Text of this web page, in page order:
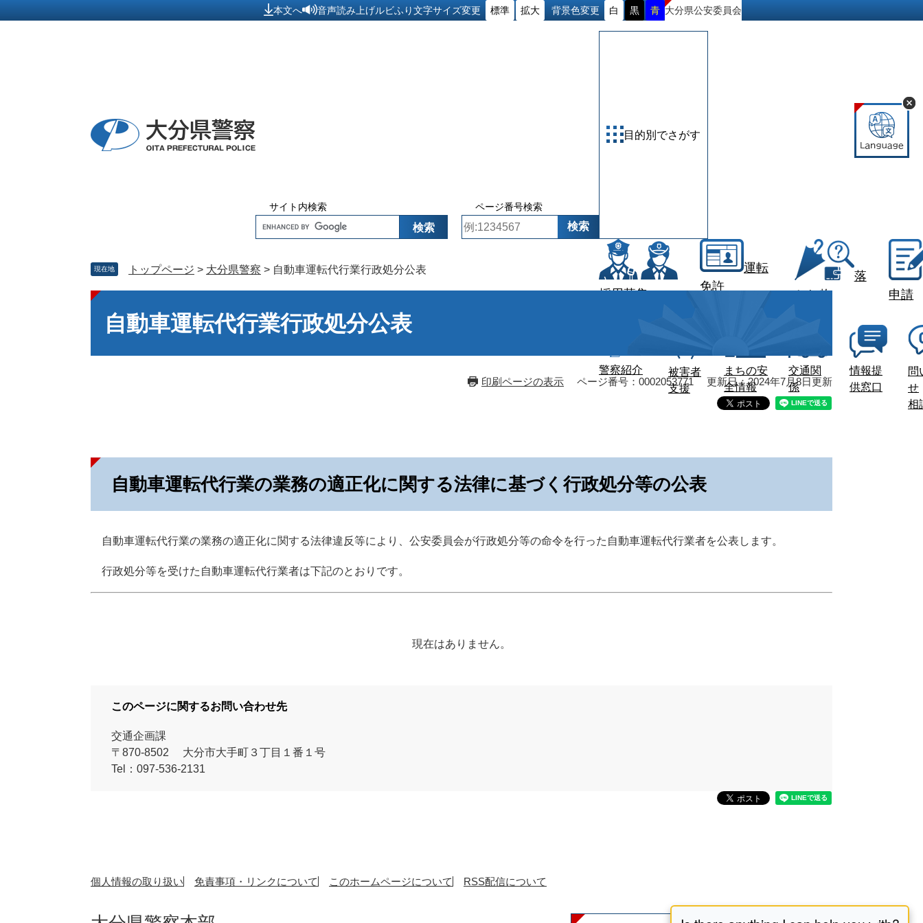
ー
ニ
本文へ 音声読み上げルビふり文字サイズ変更 標準 拡大 背景色変更 白 黒 青 大分県公安委員会
サイト内検索 ページ番号検索
目的別でさがす
採用募集
運転
免許
落
とし物
申請
警察紹介
被害者
支援
まちの安
全情報
交通関
係
情報提
供窓口
問
せ
相
現在地 トップページ > 大分県警察 > 自動車運転代行業行政処分公表
本
自動車運転代行業行政処分公表
印刷ページの表示 ページ番号：0002053771 更新日：2024年7月8日更新
自動車運転代行業の業務の適正化に関する法律に基づく行政処分等の公表
自動車運転代行業の業務の適正化に関する法律違反等により、公安委員会が行政処分等の命令を行った自動車運転代行業者を公表します。
行政処分等を受けた自動車運転代行業者は下記のとおりです。
現在はありません。
このページに関するお問い合わせ先
交通企画課
〒870-8502
大分市大手町３丁目１番１号
Tel：097-536-2131
個人情報の取り扱い 免責事項・リンクについて このホームページについて RSS配信について